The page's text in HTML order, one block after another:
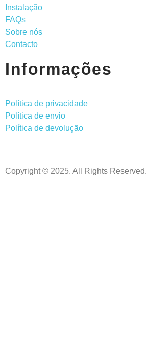
Instalação
FAQs
Sobre nós
Contacto
Informações
Política de privacidade
Política de envio
Política de devolução
Copyright © 2025. All Rights Reserved.